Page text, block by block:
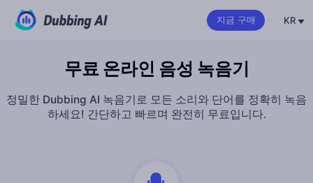
지금 구매 KR
무료 온라인 음성 녹음기
정밀한 Dubbing AI 녹음기로 모든 소리와 단어를 정확히 녹음
하세요! 간단하고 빠르며 완전히 무료입니다.